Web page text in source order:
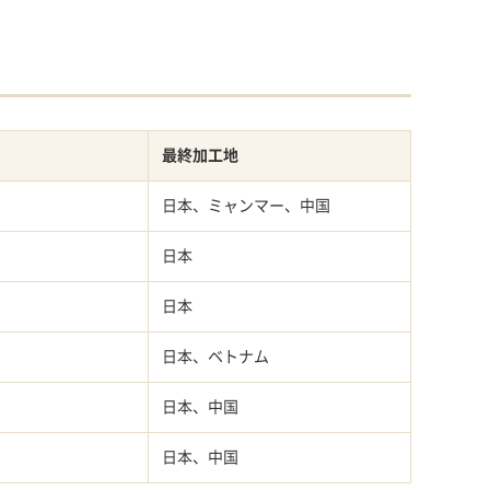
最終加工地
日本、ミャンマー、中国
日本
日本
日本、ベトナム
日本、中国
日本、中国